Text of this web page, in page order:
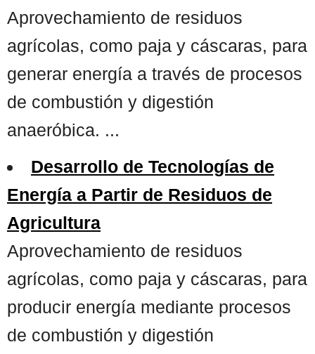
Aprovechamiento de residuos
agrícolas, como paja y cáscaras, para
generar energía a través de procesos
de combustión y digestión
anaeróbica. ...
Desarrollo de Tecnologías de
Energía a Partir de Residuos de
Agricultura
Aprovechamiento de residuos
agrícolas, como paja y cáscaras, para
producir energía mediante procesos
de combustión y digestión